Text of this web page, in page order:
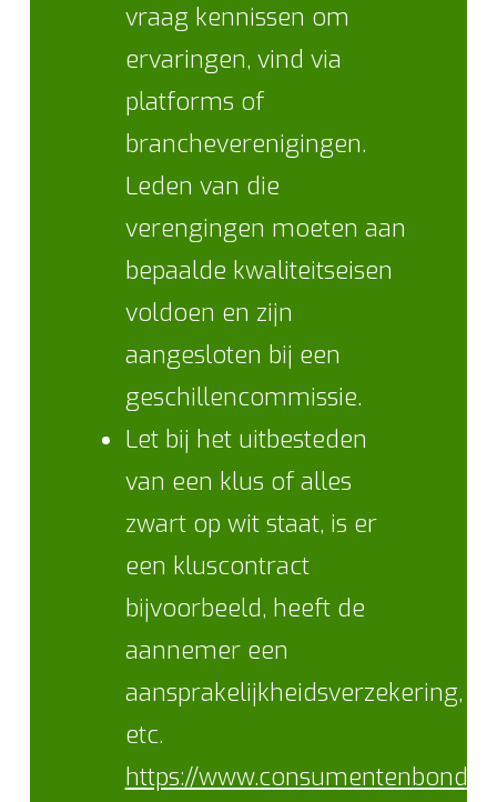
vraag kennissen om
ervaringen, vind via
platforms of
brancheverenigingen.
Leden van die
verengingen moeten aan
bepaalde kwaliteitseisen
voldoen en zijn
aangesloten bij een
geschillencommissie.
Let bij het uitbesteden
van een klus of alles
zwart op wit staat, is er
een kluscontract
bijvoorbeeld, heeft de
aannemer een
aansprakelijkheidsverzekering,
etc.
https://